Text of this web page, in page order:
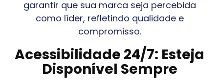
garantir que sua marca seja percebida
como líder, refletindo qualidade e
compromisso.
Acessibilidade 24/7: Esteja
Disponível Sempre